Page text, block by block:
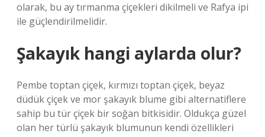
olarak, bu ay tırmanma çiçekleri dikilmeli ve Rafya ipi
ile güçlendirilmelidir.
Şakayık hangi aylarda olur?
Pembe toptan çiçek, kırmızı toptan çiçek, beyaz
düdük çiçek ve mor şakayık blume gibi alternatiflere
sahip bu tür çiçek bir soğan bitkisidir. Oldukça güzel
olan her türlü şakayık blumunun kendi özellikleri